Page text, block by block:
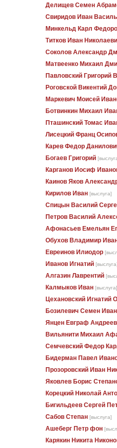
Делищев Семен
Свиридов Иван
Минкельд Карл
Титков Иван
Соколов Александр
Матвеенко Михаил
Павловский Григорий
Роговской Викентий
Маркевич Моисей
Ботвинкин Михаил
Пташинский Томас
Лисецкий Франц
Карев Федор
Богаев Григорий
Карганов Иосиф
Каинов Яков
Кирилов Иван [выслуга]
Спицын Василий
Петров Василий
Афонасьев Емельян
Обухов Владимир
Евреинов Илиодор
Иванов Игнатий
Алгазин Лаврентий
Калмыков Иван [выслуга]
Цехановский Игнатий
Бозилевич Семен
Янцен Евграф
Вильянити Михаил
Семчевский Федор
Бидерман Павел
Прозоровский Иван
Яковлев Борис
Корецкий Николай
Бигильдеев Сергей
Сабов Степан [выслуга]
Ашеберг Петр фон
Карякин Никита